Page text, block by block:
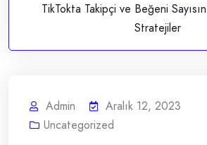
TikTokta Takipçi ve Beğeni
Stratejiler
Admin
Aralık 12, 2023
Uncategorized